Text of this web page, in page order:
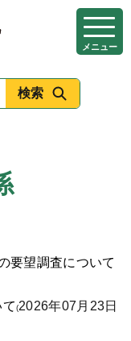
メニュー
要望調査について
(2026年07月23日